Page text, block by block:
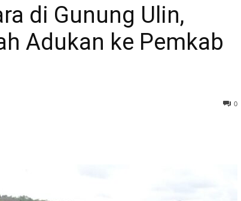
di Gunung Ulin,
Adukan ke Pemkab
0